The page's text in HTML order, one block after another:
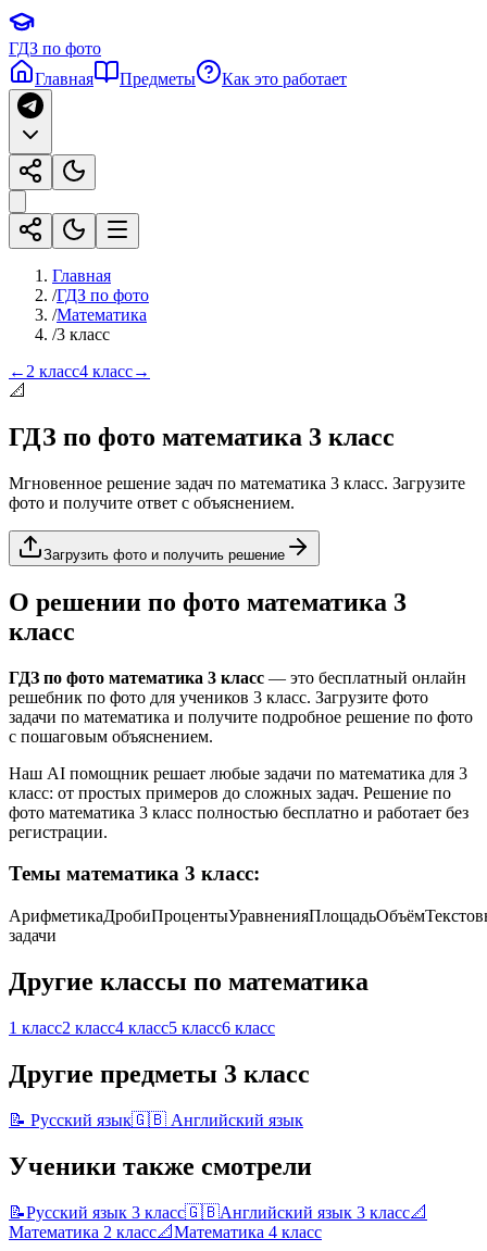
ГДЗ по фото
Главная
Предметы Как это работает
Главная
/ГДЗ по фото
/Математика
/3 класс
← 2 класс4 класс→
📐
ГДЗ по фото математика 3 класс
Мгновенное решение задач по математика 3 класс. Загрузите
фото и получите ответ с объяснением.
Загрузить фото и получить решение
О решении по фото математика 3
класс
ГДЗ по фото математика 3 класс — это бесплатный онлайн
решебник по фото для учеников 3 класс. Загрузите фото
задачи по математика и получите подробное решение по фото
с пошаговым объяснением.
Наш AI помощник решает любые задачи по математика для 3
класс: от простых примеров до сложных задач. Решение по
фото математика 3 класс полностью бесплатно и работает без
регистрации.
Темы математика 3 класс:
АрифметикаДробиПроцентыУравненияПлощадьОбъём
задачи
Другие классы по математика
1 класс2 класс4 класс5 класс6 класс
Другие предметы 3 класс
📝 Русский язык🇬🇧 Английский язык
Ученики также смотрели
📝Русский язык 3 класс🇬🇧Английский язык 3 класс📐
Математика 2 класс📐Математика 4 класс